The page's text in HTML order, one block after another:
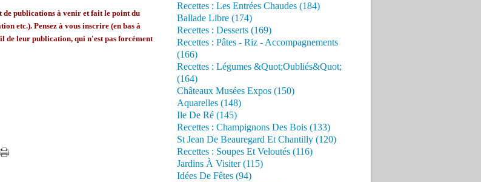
de publications à venir et fait le point du
etc.). Pensez à vous inscrire (en bas à
de leur publication, qui n'est pas forcément
Recettes : Les Entrées Chaudes (184)
Ballade Libre (174)
Recettes : Desserts (169)
Recettes : Pâtes - Riz - Accompagnements
(166)
Recettes : Légumes &Quot;Oubliés&Quot;
(164)
Châteaux Musées Expos (150)
Aquarelles (148)
Ile De Ré (145)
Recettes : Champignons Des Bois (133)
St Jean De Beauregard Et Chantilly (120)
Recettes : Soupes Et Veloutés (116)
Jardins À Visiter (115)
Idées De Fêtes (94)